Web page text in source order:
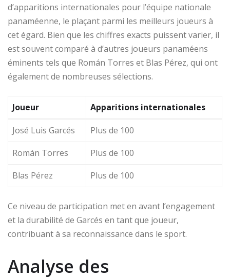
d’apparitions internationales pour l’équipe nationale
panaméenne, le plaçant parmi les meilleurs joueurs à
cet égard. Bien que les chiffres exacts puissent varier, il
est souvent comparé à d’autres joueurs panaméens
éminents tels que Román Torres et Blas Pérez, qui ont
également de nombreuses sélections.
Joueur Apparitions internationales
José Luis Garcés
Plus de 100
Román Torres
Plus de 100
Blas Pérez
Plus de 100
Ce niveau de participation met en avant l’engagement
et la durabilité de Garcés en tant que joueur,
contribuant à sa reconnaissance dans le sport.
Analyse des